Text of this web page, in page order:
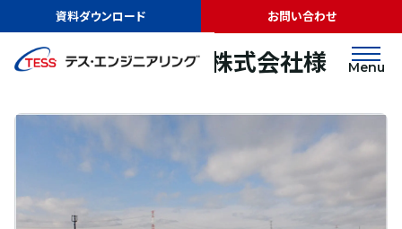
資料ダウンロード お問い合わせ
Menu
実績紹介 ハルナプロデュース株式会社様
オンサイトPPA 屋根
ハルナプロデュース株式会社様